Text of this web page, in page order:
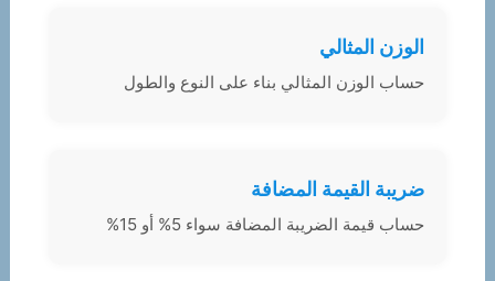
الوزن المثالي
حساب الوزن المثالي بناء على النوع والطول
ضريبة القيمة المضافة
حساب قيمة الضريبة المضافة سواء 5% أو 15%